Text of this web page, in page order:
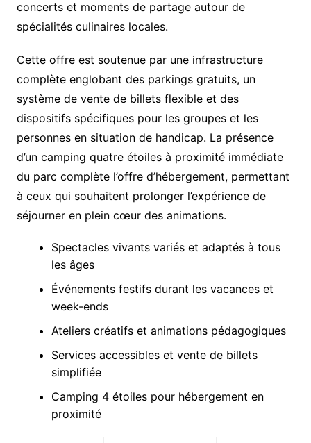
concerts et moments de partage autour de
spécialités culinaires locales.
Cette offre est soutenue par une infrastructure
complète englobant des parkings gratuits, un
système de vente de billets flexible et des
dispositifs spécifiques pour les groupes et les
personnes en situation de handicap. La présence
d’un camping quatre étoiles à proximité immédiate
du parc complète l’offre d’hébergement, permettant
à ceux qui souhaitent prolonger l’expérience de
séjourner en plein cœur des animations.
Spectacles vivants variés et adaptés à tous
les âges
Événements festifs durant les vacances et
week-ends
Ateliers créatifs et animations pédagogiques
Services accessibles et vente de billets
simplifiée
Camping 4 étoiles pour hébergement en
proximité